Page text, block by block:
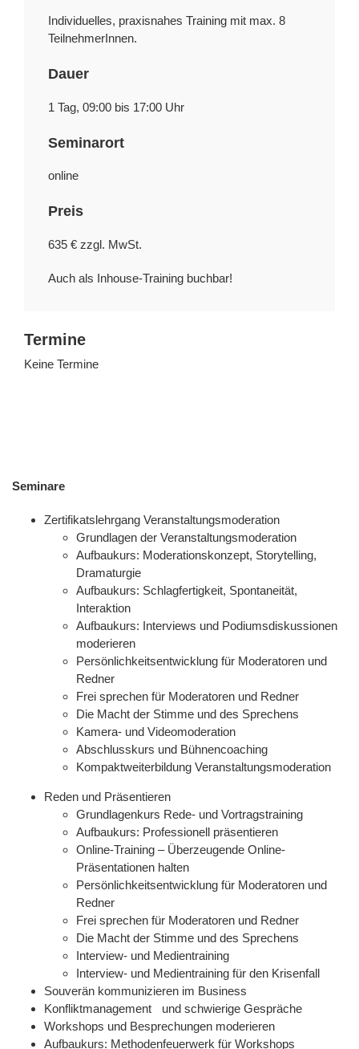
Individuelles, praxisnahes Training mit max. 8
TeilnehmerInnen.
Dauer
1 Tag, 09:00 bis 17:00 Uhr
Seminarort
online
Preis
635 € zzgl. MwSt.
Auch als Inhouse-Training buchbar!
Termine
Keine Termine
Seminare
Zertifikatslehrgang Veranstaltungsmoderation
Grundlagen der Veranstaltungsmoderation
Aufbaukurs: Moderationskonzept, Storytelling,
Dramaturgie
Aufbaukurs: Schlagfertigkeit, Spontaneität,
Interaktion
Aufbaukurs: Interviews und Podiumsdiskussionen
moderieren
Persönlichkeitsentwicklung für Moderatoren und
Redner
Frei sprechen für Moderatoren und Redner
Die Macht der Stimme und des Sprechens
Kamera- und Videomoderation
Abschlusskurs und Bühnencoaching
Kompaktweiterbildung Veranstaltungsmoderation
Reden und Präsentieren
Grundlagenkurs Rede- und Vortragstraining
Aufbaukurs: Professionell präsentieren
Online-Training – Überzeugende Online-
Präsentationen halten
Persönlichkeitsentwicklung für Moderatoren und
Redner
Frei sprechen für Moderatoren und Redner
Die Macht der Stimme und des Sprechens
Interview- und Medientraining
Interview- und Medientraining für den Krisenfall
Souverän kommunizieren im Business
Konfliktmanagement und schwierige Gespräche
Workshops und Besprechungen moderieren
Aufbaukurs: Methodenfeuerwerk für Workshops